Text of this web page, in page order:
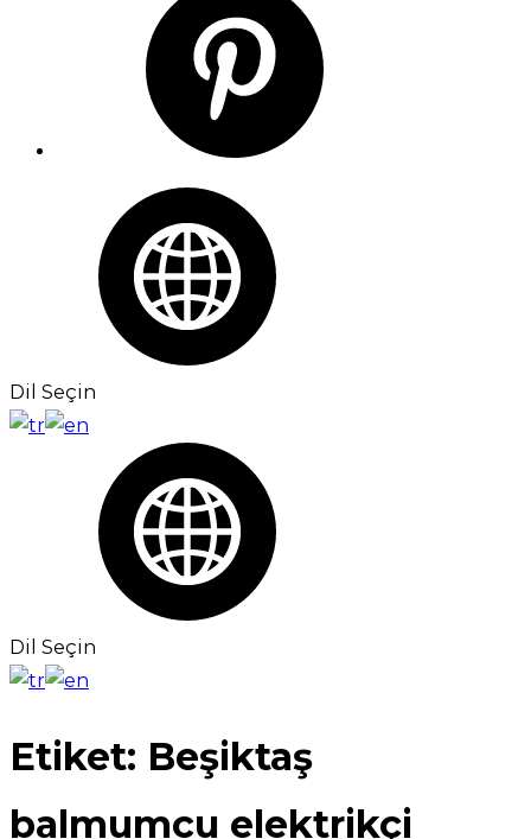
Dil Seçin
Dil Seçin
Etiket: Beşiktaş
balmumcu elektrikçi